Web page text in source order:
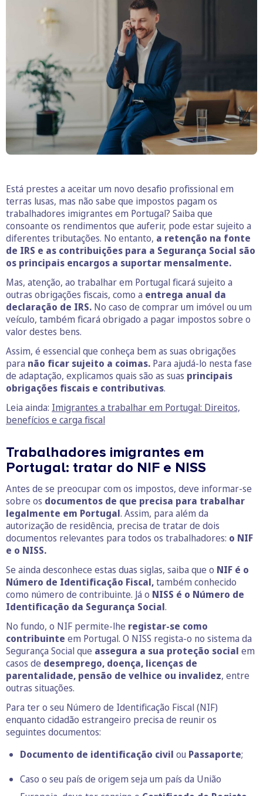
Está prestes a aceitar um novo desafio profissional em
terras lusas, mas não sabe que impostos pagam os
trabalhadores imigrantes em Portugal? Saiba que
consoante os rendimentos que auferir, pode estar sujeito a
diferentes tributações. No entanto, a retenção na fonte
de IRS e as contribuições para a Segurança Social são
os principais encargos a suportar mensalmente.
Mas, atenção, ao trabalhar em Portugal ficará sujeito a
outras obrigações fiscais, como a entrega anual da
declaração de IRS. No caso de comprar um imóvel ou um
veículo, também ficará obrigado a pagar impostos sobre o
valor destes bens.
Assim, é essencial que conheça bem as suas obrigações
para não ficar sujeito a coimas. Para ajudá-lo nesta fase
de adaptação, explicamos quais são as suas principais
obrigações fiscais e contributivas.
Leia ainda: Imigrantes a trabalhar em Portugal: Direitos,
benefícios e carga fiscal
Trabalhadores imigrantes em
Portugal: tratar do NIF e NISS
Antes de se preocupar com os impostos, deve informar-se
sobre os documentos de que precisa para trabalhar
legalmente em Portugal. Assim, para além da
autorização de residência, precisa de tratar de dois
documentos relevantes para todos os trabalhadores: o NIF
e o NISS.
Se ainda desconhece estas duas siglas, saiba que o NIF é o
Número de Identificação Fiscal,também conhecido
como número de contribuinte. Já o NISS é o Número de
Identificação da Segurança Social.
No fundo, o NIF permite-lhe registar-se como
contribuinte em Portugal. O NISS regista-o no sistema da
Segurança Social que assegura a sua proteção social em
casos de desemprego, doença, licenças de
parentalidade, pensão de velhice ou invalidez, entre
outras situações.
Para ter o seu Número de Identificação Fiscal (NIF)
enquanto cidadão estrangeiro precisa de reunir os
seguintes documentos:
Documento de identificação civil ou Passaporte;
Caso o seu país de origem seja um país da União